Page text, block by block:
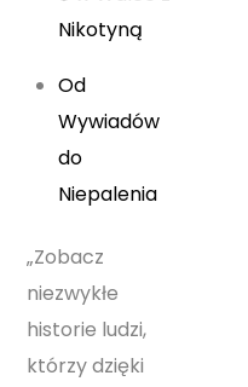
Nikotyną
Od
Wywiadów
do
Niepalenia
„Zobacz
niezwykłe
historie ludzi,
którzy dzięki